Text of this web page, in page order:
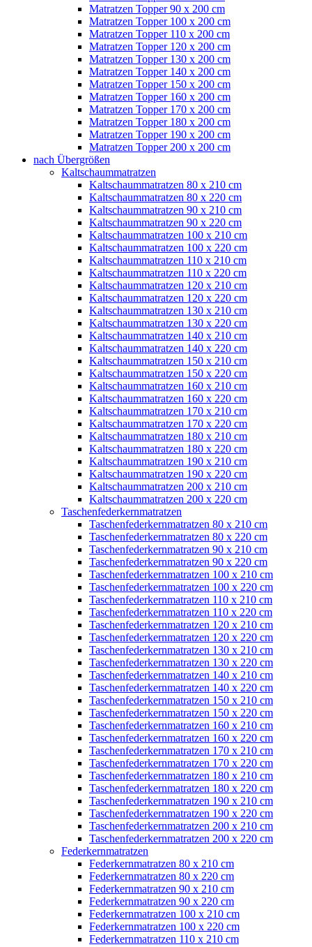
Matratzen Topper 90 x 200 cm
Matratzen Topper 100 x 200 cm
Matratzen Topper 110 x 200 cm
Matratzen Topper 120 x 200 cm
Matratzen Topper 130 x 200 cm
Matratzen Topper 140 x 200 cm
Matratzen Topper 150 x 200 cm
Matratzen Topper 160 x 200 cm
Matratzen Topper 170 x 200 cm
Matratzen Topper 180 x 200 cm
Matratzen Topper 190 x 200 cm
Matratzen Topper 200 x 200 cm
nach Übergrößen
Kaltschaummatratzen
Kaltschaummatratzen 80 x 210 cm
Kaltschaummatratzen 80 x 220 cm
Kaltschaummatratzen 90 x 210 cm
Kaltschaummatratzen 90 x 220 cm
Kaltschaummatratzen 100 x 210 cm
Kaltschaummatratzen 100 x 220 cm
Kaltschaummatratzen 110 x 210 cm
Kaltschaummatratzen 110 x 220 cm
Kaltschaummatratzen 120 x 210 cm
Kaltschaummatratzen 120 x 220 cm
Kaltschaummatratzen 130 x 210 cm
Kaltschaummatratzen 130 x 220 cm
Kaltschaummatratzen 140 x 210 cm
Kaltschaummatratzen 140 x 220 cm
Kaltschaummatratzen 150 x 210 cm
Kaltschaummatratzen 150 x 220 cm
Kaltschaummatratzen 160 x 210 cm
Kaltschaummatratzen 160 x 220 cm
Kaltschaummatratzen 170 x 210 cm
Kaltschaummatratzen 170 x 220 cm
Kaltschaummatratzen 180 x 210 cm
Kaltschaummatratzen 180 x 220 cm
Kaltschaummatratzen 190 x 210 cm
Kaltschaummatratzen 190 x 220 cm
Kaltschaummatratzen 200 x 210 cm
Kaltschaummatratzen 200 x 220 cm
Taschenfederkernmatratzen
Taschenfederkernmatratzen 80 x 210 cm
Taschenfederkernmatratzen 80 x 220 cm
Taschenfederkernmatratzen 90 x 210 cm
Taschenfederkernmatratzen 90 x 220 cm
Taschenfederkernmatratzen 100 x 210 cm
Taschenfederkernmatratzen 100 x 220 cm
Taschenfederkernmatratzen 110 x 210 cm
Taschenfederkernmatratzen 110 x 220 cm
Taschenfederkernmatratzen 120 x 210 cm
Taschenfederkernmatratzen 120 x 220 cm
Taschenfederkernmatratzen 130 x 210 cm
Taschenfederkernmatratzen 130 x 220 cm
Taschenfederkernmatratzen 140 x 210 cm
Taschenfederkernmatratzen 140 x 220 cm
Taschenfederkernmatratzen 150 x 210 cm
Taschenfederkernmatratzen 150 x 220 cm
Taschenfederkernmatratzen 160 x 210 cm
Taschenfederkernmatratzen 160 x 220 cm
Taschenfederkernmatratzen 170 x 210 cm
Taschenfederkernmatratzen 170 x 220 cm
Taschenfederkernmatratzen 180 x 210 cm
Taschenfederkernmatratzen 180 x 220 cm
Taschenfederkernmatratzen 190 x 210 cm
Taschenfederkernmatratzen 190 x 220 cm
Taschenfederkernmatratzen 200 x 210 cm
Taschenfederkernmatratzen 200 x 220 cm
Federkernmatratzen
Federkernmatratzen 80 x 210 cm
Federkernmatratzen 80 x 220 cm
Federkernmatratzen 90 x 210 cm
Federkernmatratzen 90 x 220 cm
Federkernmatratzen 100 x 210 cm
Federkernmatratzen 100 x 220 cm
Federkernmatratzen 110 x 210 cm